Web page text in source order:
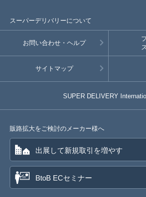
スーパーデリバリーについて
お問い合わせ・ヘルプ
サイトマップ
SUPER DELIVERY
販路拡大をご検討のメーカー様へ
出展して新規取引を増やす
BtoB ECセミナー